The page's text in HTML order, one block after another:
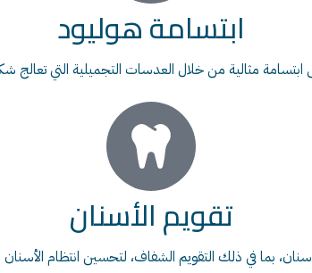
ابتسامة هوليود
مثالية من خلال العدسات التجميلية التي تعالج
تقويم الأسنان
بما في ذلك التقويم الشفاف، لتحسين انتظام